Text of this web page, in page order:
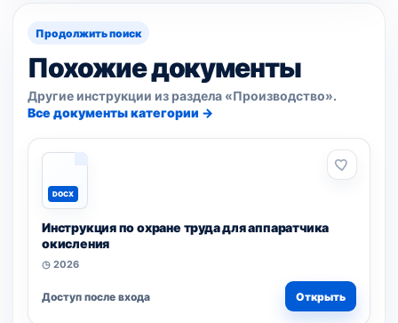
Продолжить поиск
Похожие документы
Другие инструкции из раздела «Производство».
Все документы категории →
DOCX
Инструкция по охране труда для аппаратчика
окисления
◷ 2026
Доступ после входа Открыть